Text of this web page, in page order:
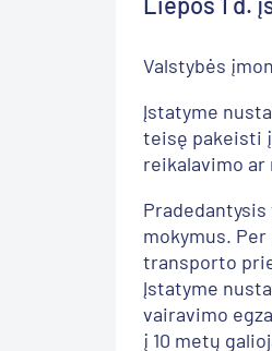
Valstybės
Įstatyme
teisę pakeisti
reikalavimo
mokymus.
transporto
Įstatyme
vairavimo
į 10 metų